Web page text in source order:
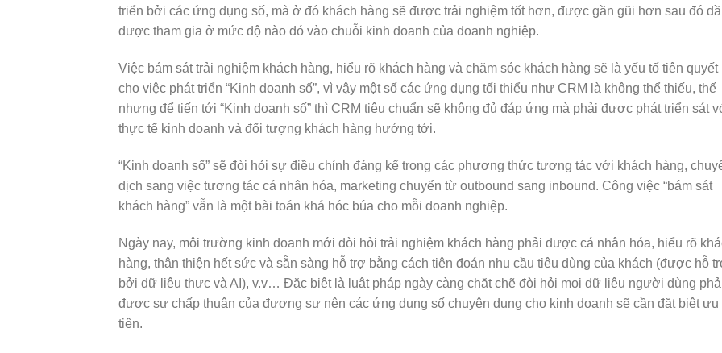
triển bởi các ứng dụng số, mà ở đó khách hàng sẽ được trải nghiệm tốt hơn, được gần gũi hơn sau đó
được tham gia ở mức độ nào đó vào chuỗi kinh doanh của doanh nghiệp.
Việc bám sát trải nghiệm khách hàng, hiểu rõ khách hàng và chăm sóc khách hàng sẽ là yếu tố tiên quyết
cho việc phát triển “Kinh doanh số”, vì vậy một số các ứng dụng tối thiểu như CRM là không thể thiếu, thế
nhưng để tiến tới “Kinh doanh số” thì CRM tiêu chuẩn sẽ không đủ đáp ứng mà phải được phát triển sát
thực tế kinh doanh và đối tượng khách hàng hướng tới.
“Kinh doanh số” sẽ đòi hỏi sự điều chỉnh đáng kể trong các phương thức tương tác với khách hàng,
dịch sang việc tương tác cá nhân hóa, marketing chuyển từ outbound sang inbound. Công việc “bám sát
khách hàng” vẫn là một bài toán khá hóc búa cho mỗi doanh nghiệp.
Ngày nay, môi trường kinh doanh mới đòi hỏi trải nghiệm khách hàng phải được cá nhân hóa, hiểu rõ
hàng, thân thiện hết sức và sẵn sàng hỗ trợ bằng cách tiên đoán nhu cầu tiêu dùng của khách (được hỗ
bởi dữ liệu thực và AI), v.v… Đặc biệt là luật pháp ngày càng chặt chẽ đòi hỏi mọi dữ liệu người dùng
được sự chấp thuận của đương sự nên các ứng dụng số chuyên dụng cho kinh doanh sẽ cần đặt biệt ưu
tiên.